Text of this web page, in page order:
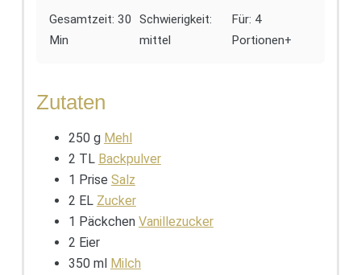
Gesamtzeit: 30
Min
Schwierigkeit:
mittel
Für: 4
Portionen+
Zutaten
250 g Mehl
2 TL Backpulver
1 Prise Salz
2 EL Zucker
1 Päckchen Vanillezucker
2 Eier
350 ml Milch